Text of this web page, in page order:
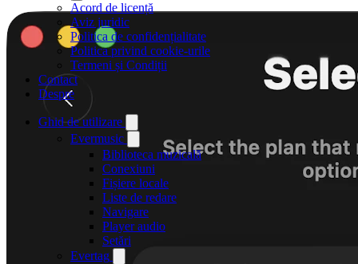
Acord de licență
Aviz juridic
Politica de confidențialitate
Politica privind cookie-urile
Termeni și Condiții
Contact
Despre
Ghid de utilizare
Evermusic
Biblioteca muzicală
Conexiuni
Fișiere locale
Liste de redare
Navigare
Player audio
Setări
Evertag